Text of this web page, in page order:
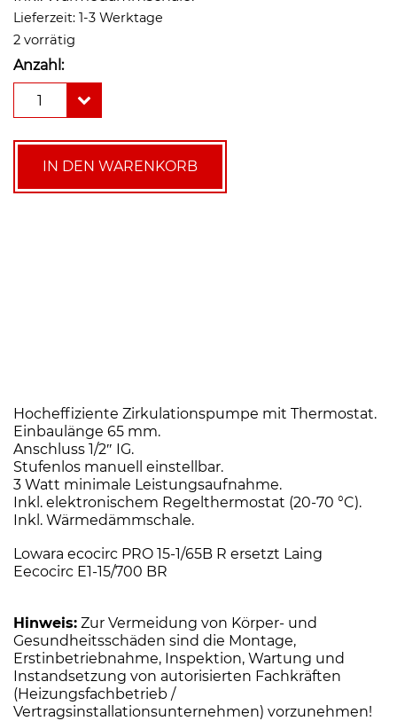
Lieferzeit: 1-3 Werktage
2 vorrätig
Anzahl:
ecocirc
15-
1/65B
Trinkwasserzirkulationspumpe
1
IN DEN WARENKORB
Hocheffiziente Zirkulationspumpe mit Thermostat.
Einbaulänge 65 mm.
Anschluss 1/2″ IG.
Stufenlos manuell einstellbar.
3 Watt minimale Leistungsaufnahme.
Inkl. elektronischem Regelthermostat (20-70 °C).
Inkl. Wärmedämmschale.
Lowara ecocirc PRO 15-1/65B R ersetzt Laing
Eecocirc E1-15/700 BR
Hinweis: Zur Vermeidung von Körper- und
Gesundheitsschäden sind die Montage,
Erstinbetriebnahme, Inspektion, Wartung und
Instandsetzung von autorisierten Fachkräften
(Heizungsfachbetrieb /
Vertragsinstallationsunternehmen) vorzunehmen!